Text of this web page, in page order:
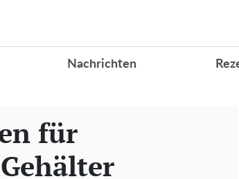
Nachrichten
für